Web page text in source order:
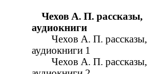
Чехов А. П. рассказы,
аудиокниги
Чехов А. П. рассказы,
аудиокниги 1
Чехов А. П. рассказы,